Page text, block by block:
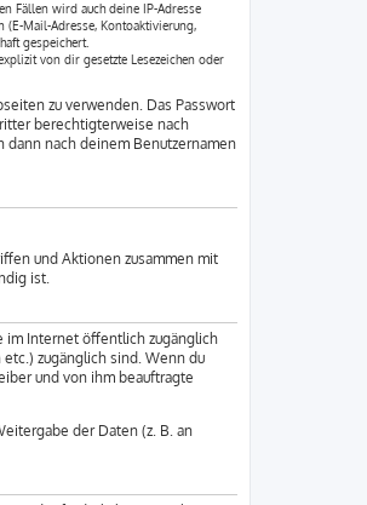
Fällen wird auch deine IP-Adresse
(E-Mail-Adresse, Kontoaktivierung,
gespeichert.
von dir gesetzte Lesezeichen oder
zu verwenden. Das Passwort
berechtigterweise nach
dann nach deinem Benutzernamen
und Aktionen zusammen mit
ist.
im Internet öffentlich zugänglich
zugänglich sind. Wenn du
und von ihm beauftragte
der Daten (z. B. an